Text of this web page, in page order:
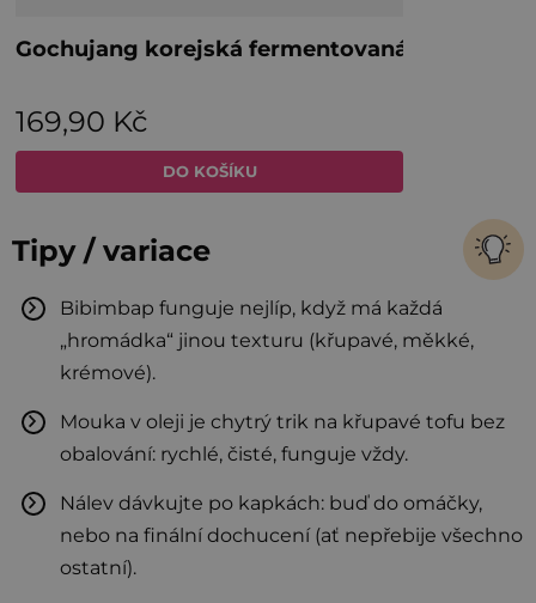
Tipy / variace
Bibimbap funguje nejlíp, když má každá
„hromádka“ jinou texturu (křupavé, měkké,
krémové).
Mouka v oleji je chytrý trik na křupavé tofu bez
obalování: rychlé, čisté, funguje vždy.
Nálev dávkujte po kapkách: buď do omáčky,
nebo na finální dochucení (ať nepřebije všechno
ostatní).